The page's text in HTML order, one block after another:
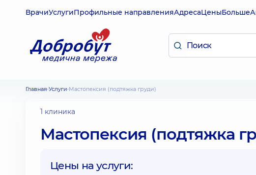
ВрачиУслугиПрофильные направленияАдресаЦеныБольше
Главная Услуги Мастопексия (подтяжка груди)
1 клиника
Мастопексия (подтяжка
Цены на услуги: